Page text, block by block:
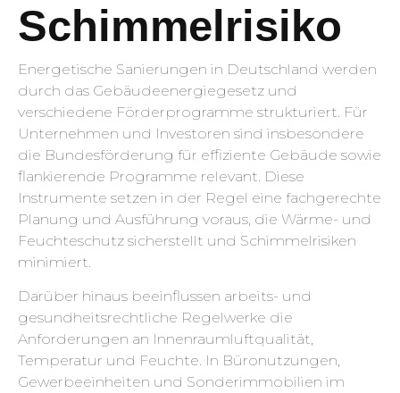
Schimmelrisiko
Energetische Sanierungen in Deutschland werden
durch das Gebäudeenergiegesetz und
verschiedene Förderprogramme strukturiert. Für
Unternehmen und Investoren sind insbesondere
die Bundesförderung für effiziente Gebäude sowie
flankierende Programme relevant. Diese
Instrumente setzen in der Regel eine fachgerechte
Planung und Ausführung voraus, die Wärme- und
Feuchteschutz sicherstellt und Schimmelrisiken
minimiert.
Darüber hinaus beeinflussen arbeits- und
gesundheitsrechtliche Regelwerke die
Anforderungen an Innenraumluftqualität,
Temperatur und Feuchte. In Büronutzungen,
Gewerbeeinheiten und Sonderimmobilien im